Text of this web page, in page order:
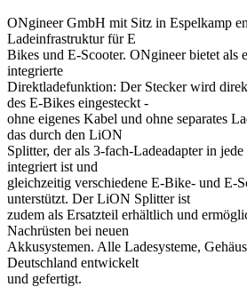
ONgineer GmbH mit Sitz in Espelkamp
Ladeinfrastruktur für E
Bikes und E-Scooter. ONgineer bietet als
integrierte
Direktladefunktion: Der Stecker wird
des E-Bikes eingesteckt -
ohne eigenes Kabel und ohne separates
das durch den LiON
Splitter, der als 3-fach-Ladeadapter in
integriert ist und
gleichzeitig verschiedene E-Bike- und E-
unterstützt. Der LiON Splitter ist
zudem als Ersatzteil erhältlich und
Nachrüsten bei neuen
Akkusystemen. Alle Ladesysteme,
Deutschland entwickelt
und gefertigt.